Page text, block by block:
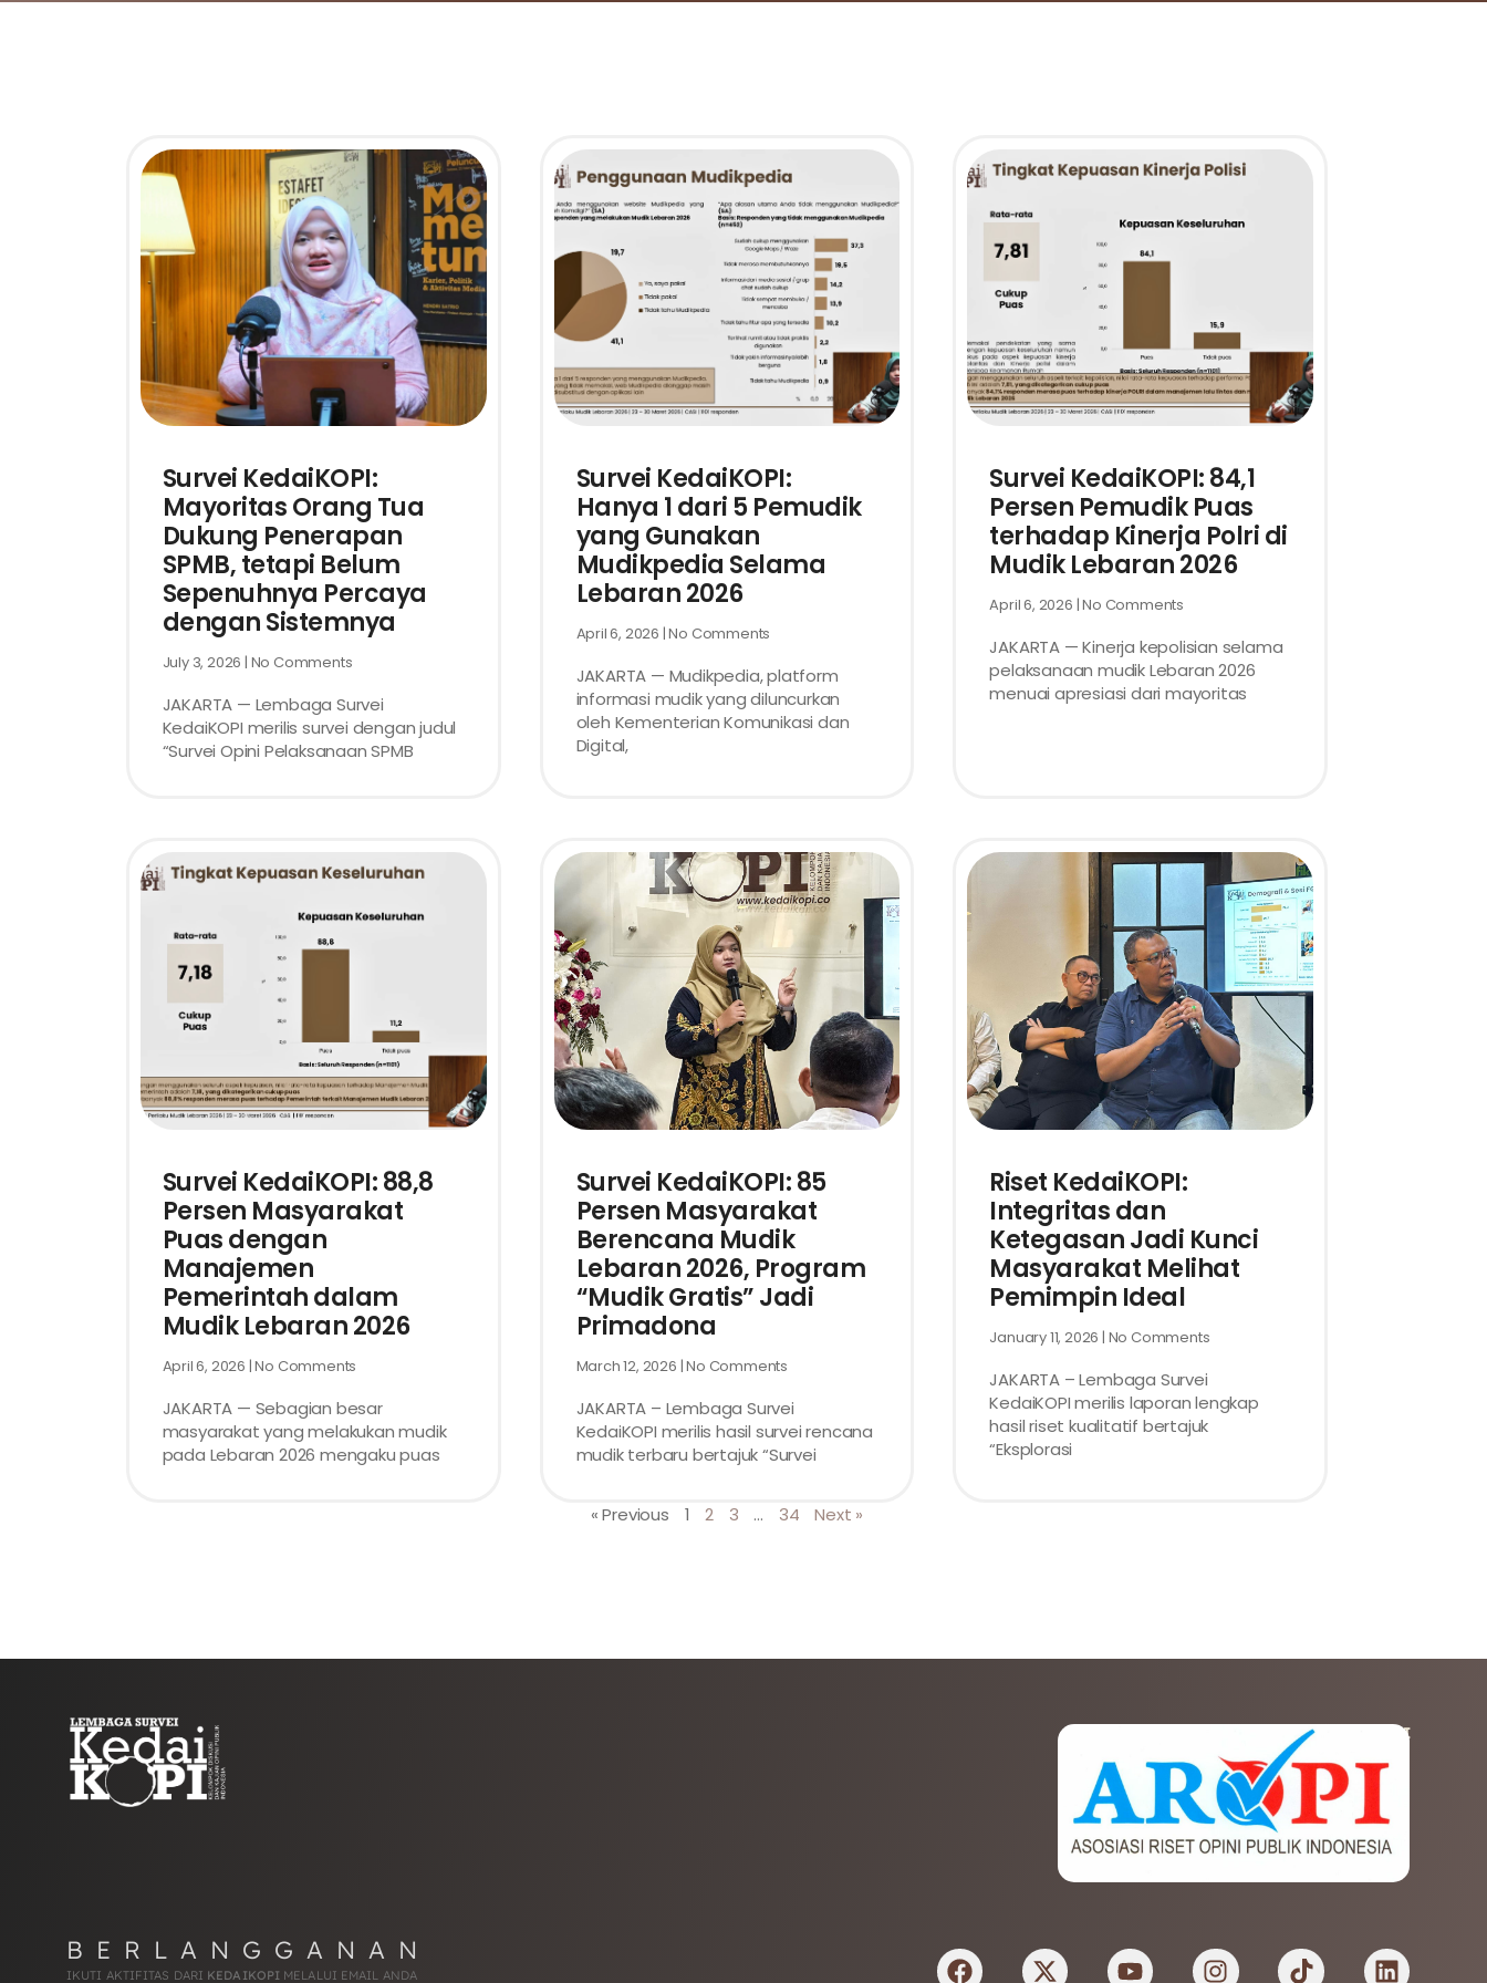
Survei KedaiKOPI:
Mayoritas Orang Tua
Dukung Penerapan
SPMB, tetapi Belum
Sepenuhnya Percaya
dengan Sistemnya
July 3, 2026 No Comments
JAKARTA — Lembaga Survei
KedaiKOPI merilis survei dengan judul
“Survei Opini Pelaksanaan SPMB
Survei KedaiKOPI:
Hanya 1 dari 5 Pemudik
yang Gunakan
Mudikpedia Selama
Lebaran 2026
April 6, 2026 No Comments
JAKARTA — Mudikpedia, platform
informasi mudik yang diluncurkan
oleh Kementerian Komunikasi dan
Digital,
Survei KedaiKOPI: 84,1
Persen Pemudik Puas
terhadap Kinerja Polri di
Mudik Lebaran 2026
April 6, 2026 No Comments
JAKARTA — Kinerja kepolisian selama
pelaksanaan mudik Lebaran 2026
menuai apresiasi dari mayoritas
Survei KedaiKOPI: 88,8
Persen Masyarakat
Puas dengan
Manajemen
Pemerintah dalam
Mudik Lebaran 2026
April 6, 2026 No Comments
JAKARTA — Sebagian besar
masyarakat yang melakukan mudik
pada Lebaran 2026 mengaku puas
Survei KedaiKOPI: 85
Persen Masyarakat
Berencana Mudik
Lebaran 2026, Program
“Mudik Gratis” Jadi
Primadona
March 12, 2026 No Comments
JAKARTA – Lembaga Survei
KedaiKOPI merilis hasil survei rencana
mudik terbaru bertajuk “Survei
Riset KedaiKOPI:
Integritas dan
Ketegasan Jadi Kunci
Masyarakat Melihat
Pemimpin Ideal
January 11, 2026 No Comments
JAKARTA – Lembaga Survei
KedaiKOPI merilis laporan lengkap
hasil riset kualitatif bertajuk
“Eksplorasi
« Previous 1 2 3 … 34 Next »
BERLANGGANAN
IKUTI AKTIFITAS DARI KEDAIKOPI MELALUI EMAIL ANDA
AFILIASI